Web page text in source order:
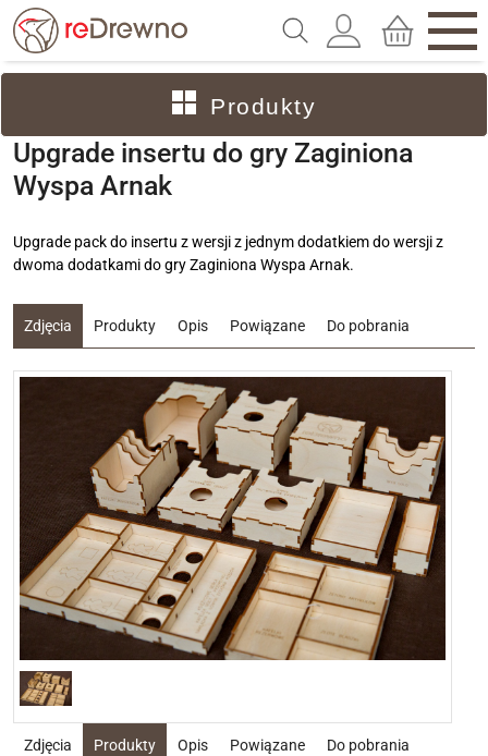
Produkty
Upgrade insertu do gry Zaginiona
Wyspa Arnak
Upgrade pack do insertu z wersji z jednym dodatkiem do wersji z
dwoma dodatkami do gry Zaginiona Wyspa Arnak.
Zdjęcia Produkty Opis Powiązane Do pobrania
Zdjęcia Produkty Opis Powiązane Do pobrania